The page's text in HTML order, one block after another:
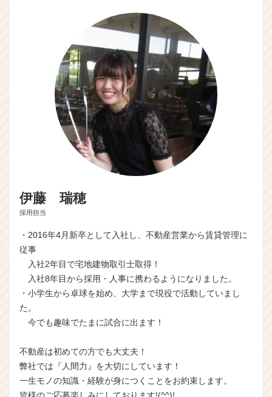
伊藤 瑞穂
採用担当
・2016年4月新卒として入社し、不動産営業から賃貸管理に
従事
入社2年目で宅地建物取引士取得！
入社8年目から採用・人事に携わるようになりました。
・小学生から卓球を始め、大学まで現役で活動していまし
た。
今でも趣味でたまに試合に出ます！
不動産は初めての方でも大丈夫！
弊社では『人間力』を大切にしています！
一生モノの知識・経験が身につくことをお約束します。